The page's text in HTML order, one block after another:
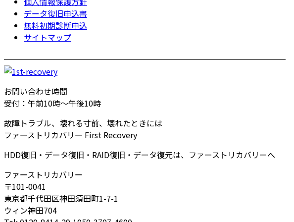
データ復旧申込書
無料初期診断申込
サイトマップ
お問い合わせ時間
受付：午前10時～午後10時
故障トラブル、壊れる寸前、壊れたときには
ファーストリカバリー First Recovery
HDD復旧・データ復旧・RAID復旧・データ復元は、ファーストリカバリーへ
ファーストリカバリー
〒101-0041
東京都千代田区神田須田町1-7-1
ウィン神田704